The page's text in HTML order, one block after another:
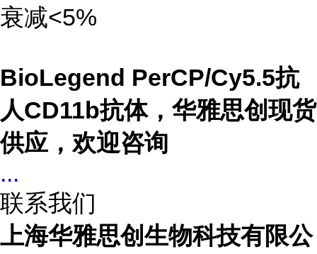
衰减<5%
BioLegend PerCP/Cy5.5抗
人CD11b抗体，华雅思创现货
供应，欢迎咨询
...
联系我们
上海华雅思创生物科技有限公